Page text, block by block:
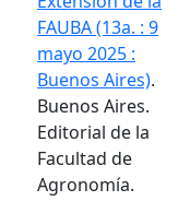
FAUBA (13a. : 9
mayo 2025 :
Buenos Aires).
Buenos Aires.
Editorial de la
Facultad de
Agronomía.